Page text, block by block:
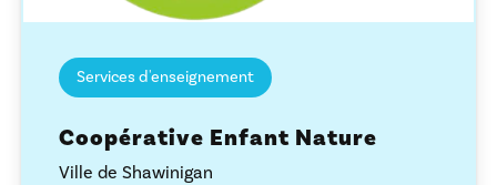
Services d'enseignement
Coopérative Enfant Nature
Ville de Shawinigan